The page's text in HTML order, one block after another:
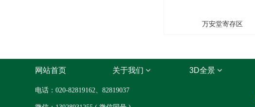
万安堂寄存区
网站首页 关于我们 3D全景
电话：020-82819162、82819037